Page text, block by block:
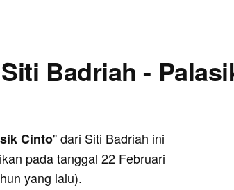
Badriah -
Cinto" dari Siti Badriah ini
pada tanggal 22 Februari
yang lalu).